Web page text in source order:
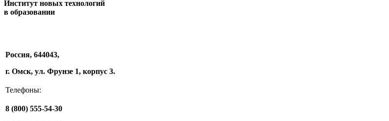
Институт новых технологий
в образовании
Россия, 644043,
г. Омск, ул. Фрунзе 1, корпус 3.
Телефоны:
8 (800) 555-54-30